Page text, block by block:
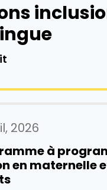
2026
à
en maternelle